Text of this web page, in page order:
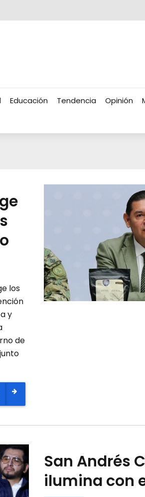
Educación Tendencia Opinión
los
y
de
San Andrés
ilumina con